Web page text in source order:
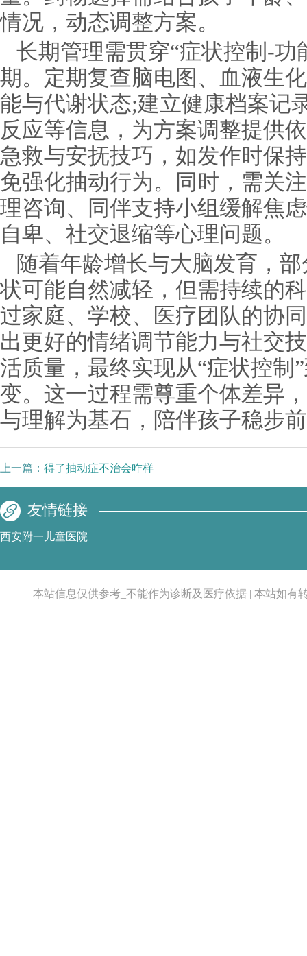
情况，动态调整方案。
长期管理需贯穿“症状控制-功
期。定期复查脑电图、血液生
能与代谢状态;建立健康档案记
反应等信息，为方案调整提供
急救与安抚技巧，如发作时保
免强化抽动行为。同时，需关
理咨询、同伴支持小组缓解焦
自卑、社交退缩等心理问题。
随着年龄增长与大脑发育，
状可能自然减轻，但需持续的
过家庭、学校、医疗团队的协
出更好的情绪调节能力与社交
活质量，最终实现从“症状控制
变。这一过程需尊重个体差异
与理解为基石，陪伴孩子稳步
上一篇： 得了抽动症不治会咋样
友情链接
西安附一儿童医院
本站信息仅供参考_不能作为诊断及医疗依据 | 本站如